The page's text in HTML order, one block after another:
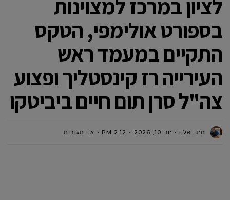
לציון במרכז למצוינות
בספורט אולימפי, הטקס
התקיים במעמד ראש
העירייה רז קינסטליך ופצוע
צה"ל סרן תום חיים ביביטקו
מיקי אלון יוני 10, 2026 2:12 PM אין תגובות